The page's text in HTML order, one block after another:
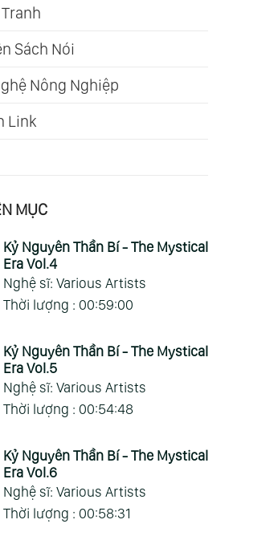
00:49:14
Oasis - 1985 Re-
Released (Kitaro)
Sách Nói
Nông Nghiệp
Link
MỤC
Kỷ Nguyên Thần Bí - The Mystical
Era Vol.4
Nghệ sĩ: Various Artists
Thời lượng : 00:59:00
Kỷ Nguyên Thần Bí - The Mystical
Era Vol.5
Nghệ sĩ: Various Artists
Thời lượng : 00:54:48
Kỷ Nguyên Thần Bí - The Mystical
Era Vol.6
Nghệ sĩ: Various Artists
Thời lượng : 00:58:31